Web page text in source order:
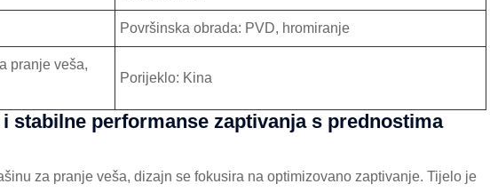
Površinska obrada: PVD, hromiranje
pranje veša,
Porijeklo: Kina
stabilne performanse zaptivanja s prednostima
za pranje veša, dizajn se fokusira na optimizovano zaptivanje. Tijelo je